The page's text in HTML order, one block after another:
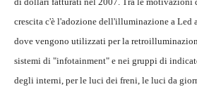
crescita c'è l'adozione dell'illuminazione a
dove vengono utilizzati per la
sistemi di "infotainment" e nei gruppi di
degli interni, per le luci dei freni, le luci da